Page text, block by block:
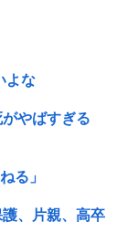
よな
やばすぎる
る」
、片親、高卒